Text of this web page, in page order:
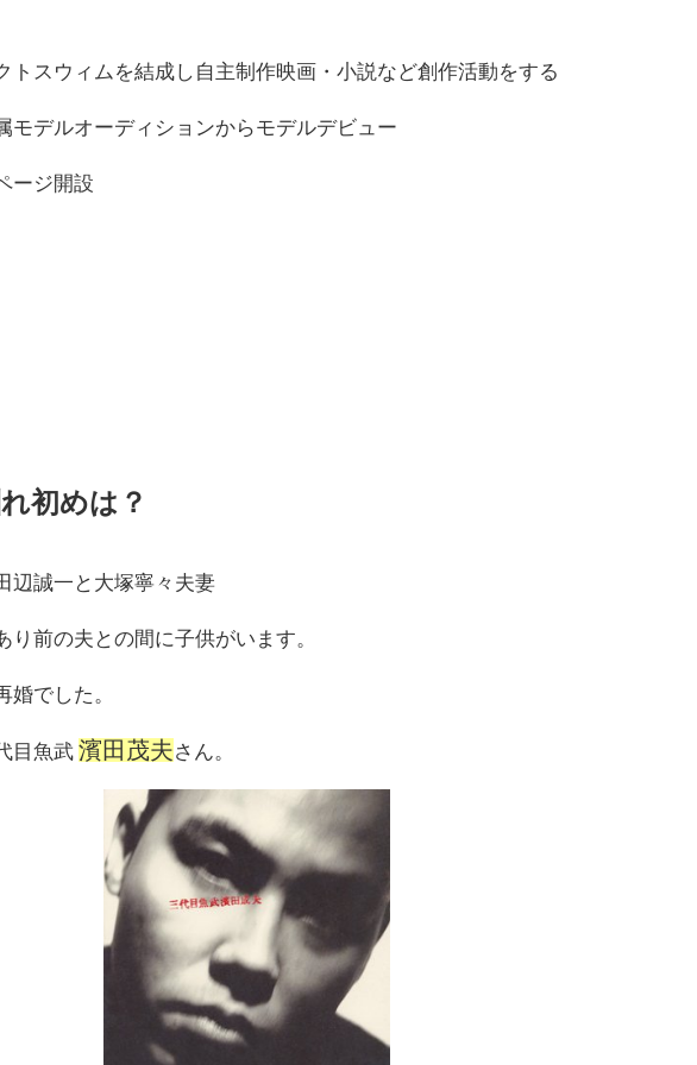
トスウィムを結成し自主制作映画・小説など創作活動をする
モデルオーディションからモデルデビュー
ージ開設
初めは？
辺誠一と大塚寧々夫妻
り前の夫との間に子供がいます。
婚でした。
目魚武濱田茂夫さん。